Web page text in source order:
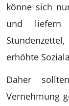
könne sich
und liefern
erhöhte
Daher
Vernehmung